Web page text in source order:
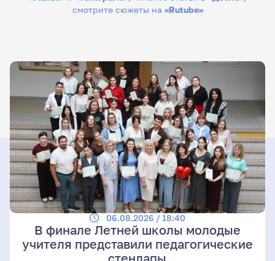
смотрите сюжеты на «Rutube»
06.08.2026 / 18:40
В финале Летней школы молодые
учителя представили педагогические
стендапы